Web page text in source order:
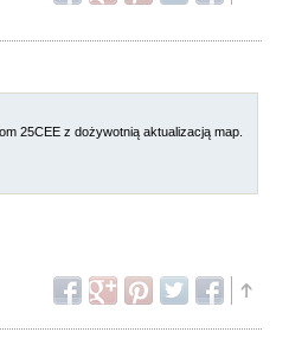
25CEE z dożywotnią aktualizacją map.